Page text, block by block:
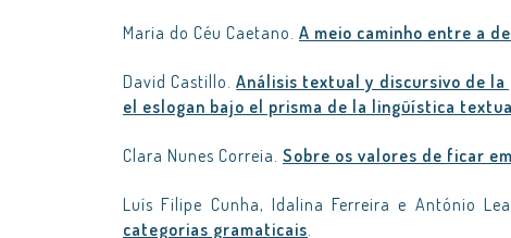
Maria do Céu Caetano. A meio caminho entre a
David Castillo.Análisis textual y discursivo de
el eslogan bajo el prisma de la lingüística
Clara Nunes Correia. Sobre os valores de ficar
Luís Filipe Cunha, Idalina Ferreira e António
categorias gramaticais.